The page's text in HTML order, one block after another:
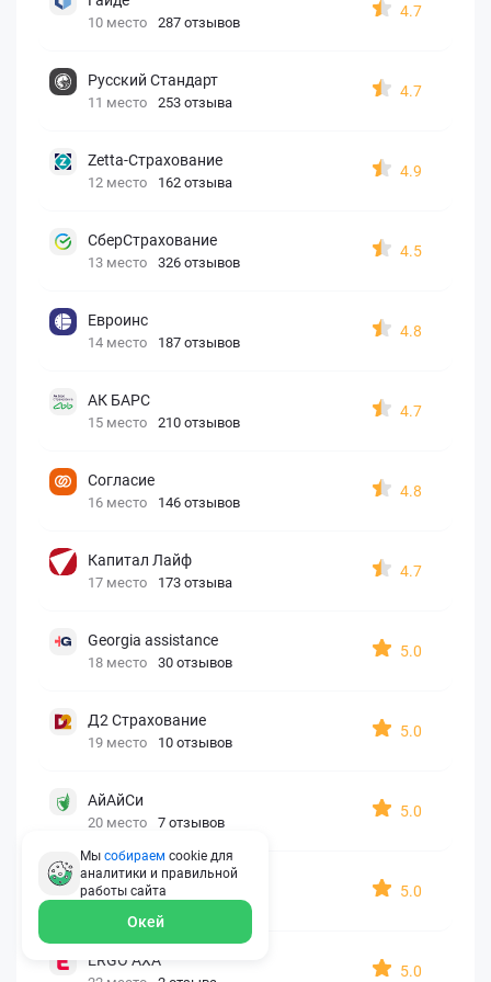
10 место 287 отзывов
4.7
Русский Стандарт
11 место 253 отзыва
4.7
Zetta-Страхование
12 место 162 отзыва
4.9
СберСтрахование
13 место 326 отзывов
4.5
Евроинс
14 место 187 отзывов
4.8
АК БАРС
15 место 210 отзывов
4.7
Согласие
16 место 146 отзывов
4.8
Капитал Лайф
17 место 173 отзыва
4.7
Georgia assistance
18 место 30 отзывов
5.0
Д2 Страхование
19 место 10 отзывов
5.0
АйАйСи
20 место 7 отзывов
5.0
OxySport
21 место 6 отзывов
5.0
ERGO AXA
5.0
Мы собираем cookie для
аналитики и правильной
работы сайта
Окей